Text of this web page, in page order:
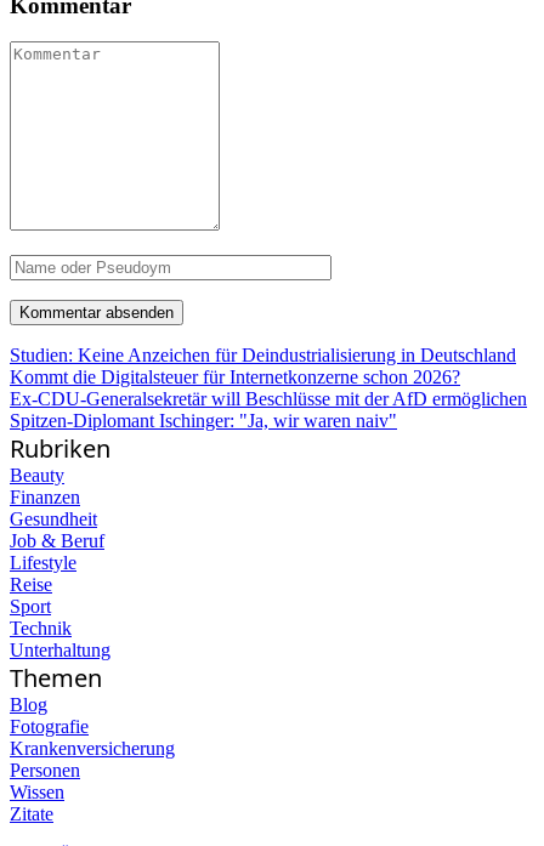
Studien: Keine Anzeichen für Deindustrialisierung in Deutschland
Kommt die Digitalsteuer für Internetkonzerne schon 2026?
Ex-CDU-Generalsekretär will Beschlüsse mit der AfD ermöglichen
Spitzen-Diplomant Ischinger: "Ja, wir waren naiv"
Rubriken
Beauty
Finanzen
Gesundheit
Job & Beruf
Lifestyle
Reise
Sport
Technik
Unterhaltung
Themen
Blog
Fotografie
Krankenversicherung
Personen
Wissen
Zitate